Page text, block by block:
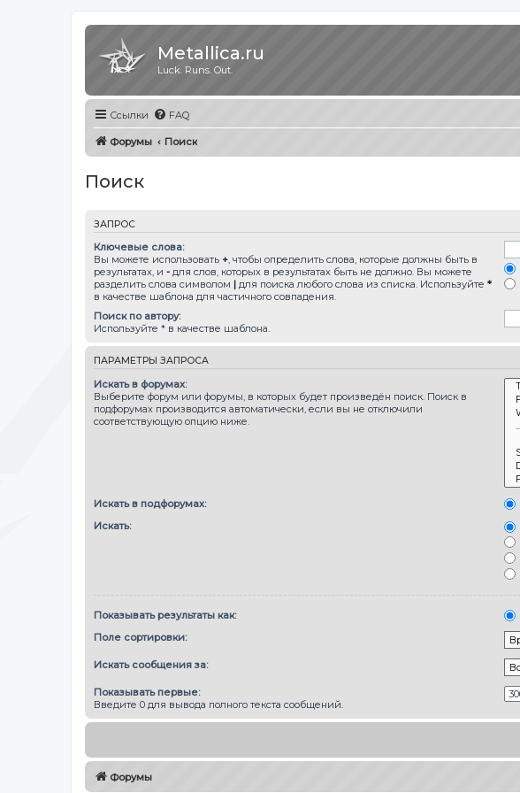
Metallica.ru
Luck. Runs. Out.
Ссылки FAQ
Форумы Поиск
Поиск
ЗАПРОС
Ключевые слова:
Вы можете использовать +, чтобы определить слова, которые должны быть в
результатах, и - для слов, которых в результатах быть не должно. Вы можете
разделить слова символом | для поиска любого слова из списка. Используйте *
в качестве шаблона для частичного совпадения.
Поиск по автору:
Используйте * в качестве шаблона.
ПАРАМЕТРЫ ЗАПРОСА
Искать в форумах:
Выберите форум или форумы, в которых будет произведён поиск. Поиск в
подфорумах производится автоматически, если вы не отключили
соответствующую опцию ниже.
Искать в подфорумах:
Искать:
Показывать результаты как:
Поле сортировки:
Искать сообщения за:
Показывать первые:
Введите 0 для вывода полного текста сообщений.
Форумы